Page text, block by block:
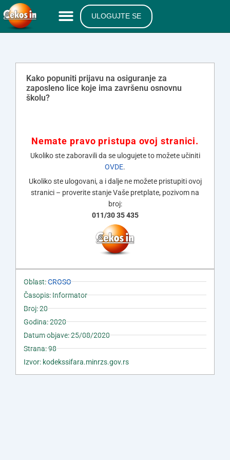
ULOGUJTE SE
Kako popuniti prijavu na osiguranje za
zaposleno lice koje ima završenu osnovnu
školu?
Nemate pravo pristupa ovoj stranici.
Ukoliko ste zaboravili da se ulogujete to možete učiniti
OVDE.
Ukoliko ste ulogovani, a i dalje ne možete pristupiti ovoj
stranici – proverite stanje Vaše pretplate, pozivom na
broj:
011/30 35 435
Oblast:CROSO
Časopis: Informator
Broj: 20
Godina: 2020
Datum objave: 25/08/2020
Strana: 98
Izvor: kodekssifara.minrzs.gov.rs